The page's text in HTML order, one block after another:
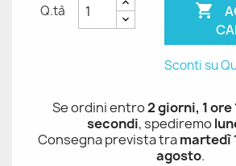
Q.tà 
Sconti su
Se ordini entro2 giorni, 1 ore
secondi, spediremo
Consegna prevista tramartedì
agosto.